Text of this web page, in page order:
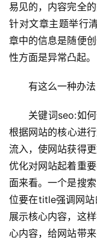
易见的，内容完全
针对文章主题举行
章中的信息是随便
性方面是异常凸起。
有这么一种办
关键词seo:如
根据网站的核心进
流入，使网站获得
优化对网站起着重
面来看。一个是搜
位要在title强调网
展示核心内容，这
心内容，给网站带